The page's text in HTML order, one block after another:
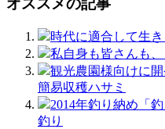
オススメの記事
時代に適合して生
私自身も皆さんも、
観光農園様向けに
簡易収穫ハサミ
2014年釣り納め「
釣り